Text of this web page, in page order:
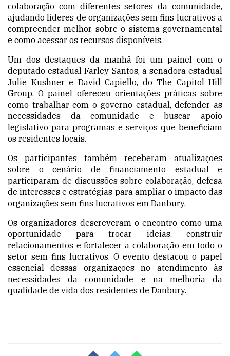
colaboração com diferentes setores da comunidade,
ajudando líderes de organizações sem fins lucrativos a
compreender melhor sobre o sistema governamental
e como acessar os recursos disponíveis.
Um dos destaques da manhã foi um painel com o
deputado estadual Farley Santos, a senadora estadual
Julie Kushner e David Capiello, do The Capitol Hill
Group. O painel ofereceu orientações práticas sobre
como trabalhar com o governo estadual, defender as
necessidades da comunidade e buscar apoio
legislativo para programas e serviços que beneficiam
os residentes locais.
Os participantes também receberam atualizações
sobre o cenário de financiamento estadual e
participaram de discussões sobre colaboração, defesa
de interesses e estratégias para ampliar o impacto das
organizações sem fins lucrativos em Danbury.
Os organizadores descreveram o encontro como uma
oportunidade para trocar ideias, construir
relacionamentos e fortalecer a colaboração em todo o
setor sem fins lucrativos. O evento destacou o papel
essencial dessas organizações no atendimento às
necessidades da comunidade e na melhoria da
qualidade de vida dos residentes de Danbury.